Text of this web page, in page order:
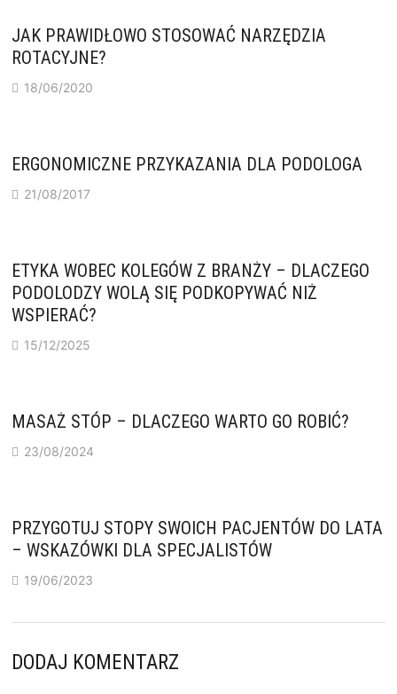
JAK PRAWIDŁOWO STOSOWAĆ NARZĘDZIA
ROTACYJNE?
18/06/2020
ERGONOMICZNE PRZYKAZANIA DLA PODOLOGA
21/08/2017
ETYKA WOBEC KOLEGÓW Z BRANŻY – DLACZEGO
PODOLODZY WOLĄ SIĘ PODKOPYWAĆ NIŻ
WSPIERAĆ?
15/12/2025
MASAŻ STÓP – DLACZEGO WARTO GO ROBIĆ?
23/08/2024
PRZYGOTUJ STOPY SWOICH PACJENTÓW DO LATA
– WSKAZÓWKI DLA SPECJALISTÓW
19/06/2023
DODAJ KOMENTARZ